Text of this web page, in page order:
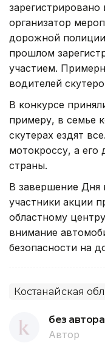
организатор
дорожной
прошлом
участием.
водителей
В конкурсе
примеру, в семье
скутерах ездят
мотокроссу, а
страны.
В завершение Дня
участники акции
областному
внимание
безопасности на
Костанайская
без автора
Автор